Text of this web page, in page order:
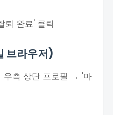
퇴 완료' 클릭
브라우저)
측 상단 프로필 → '마